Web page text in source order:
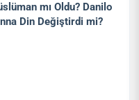
mı Oldu? Danilo
Din Değiştirdi mi?